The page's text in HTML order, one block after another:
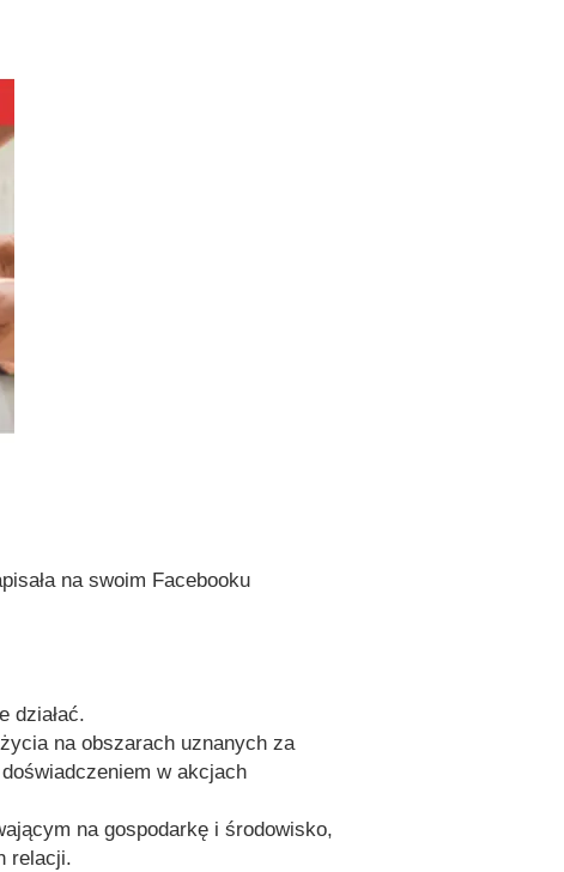
na swoim Facebooku
działać.
na obszarach uznanych za
w akcjach
na gospodarkę i środowisko,
relacji.